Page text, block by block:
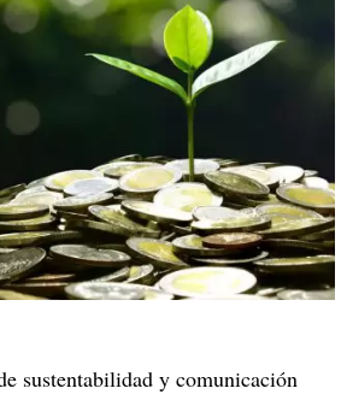
sustentabilidad y comunicación